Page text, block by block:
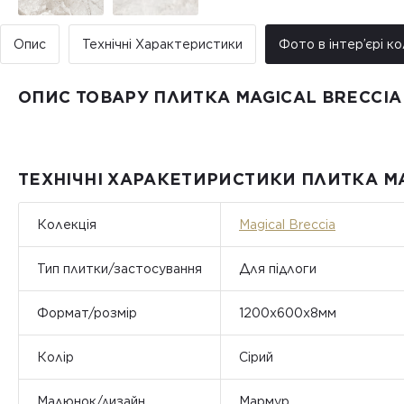
Опис Технічні Характеристики Фото в інтер’єрі
ОПИС ТОВАРУ ПЛИТКА MAGICAL
ТЕХНІЧНІ ХАРАКЕТИРИСТИКИ ПЛИТКА
Колекція Magical Breccia
Тип плитки/застосування Для підлоги
Формат/розмір 1200х600х8мм
Колір Сірий